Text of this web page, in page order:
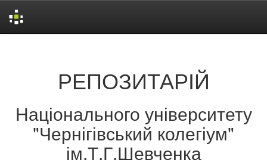
РЕПОЗИТАРІЙ
Національного університету
"Чернігівський колегіум"
ім.Т.Г.Шевченка